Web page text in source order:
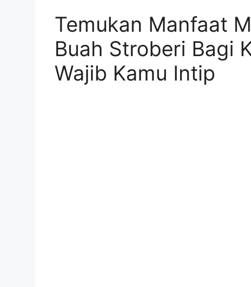
Temukan Manfaat
Buah Stroberi Bagi
Wajib Kamu Intip